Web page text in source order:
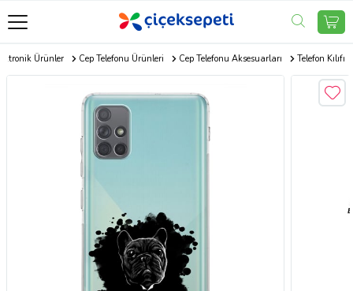
Ürünler Cep Telefonu Ürünleri Cep Telefonu Aksesuarları Telefon Kılıfı